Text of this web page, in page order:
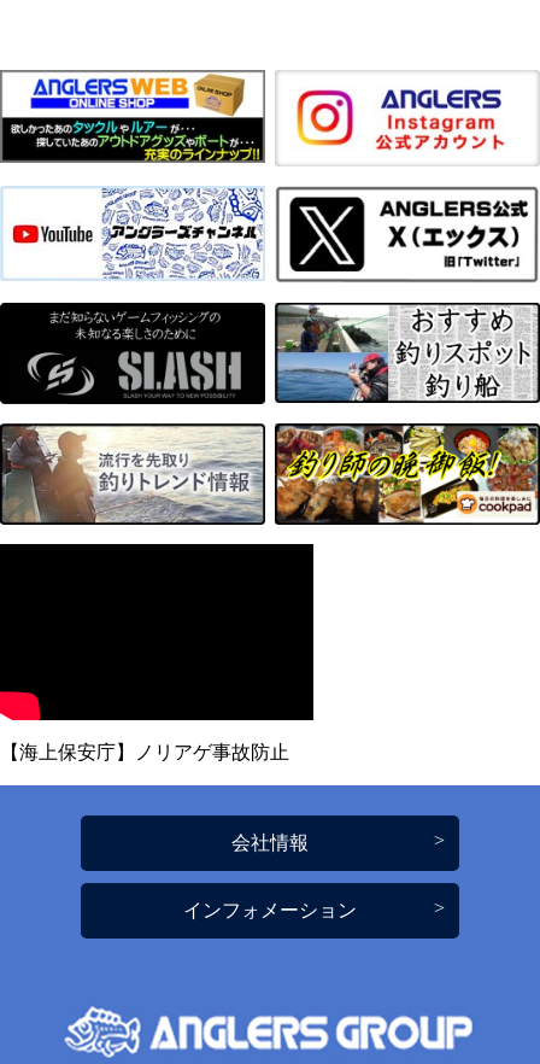
【海上保安庁】ノリアゲ事故防止
会社情報
インフォメーション